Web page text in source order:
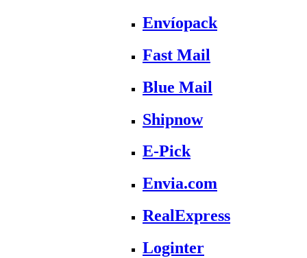
Envíopack
Fast Mail
Blue Mail
Shipnow
E-Pick
Envia.com
RealExpress
Loginter